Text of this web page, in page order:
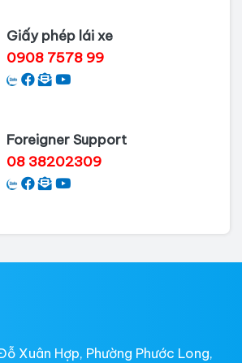
Giấy phép lái xe
0908 7578 99
Foreigner Support
08 38202309
Xuân Hợp, Phường Phước Long,